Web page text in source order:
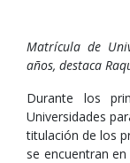
Matrícula de
años, destaca
Durante los
Universidades
titulación de los
se encuentran